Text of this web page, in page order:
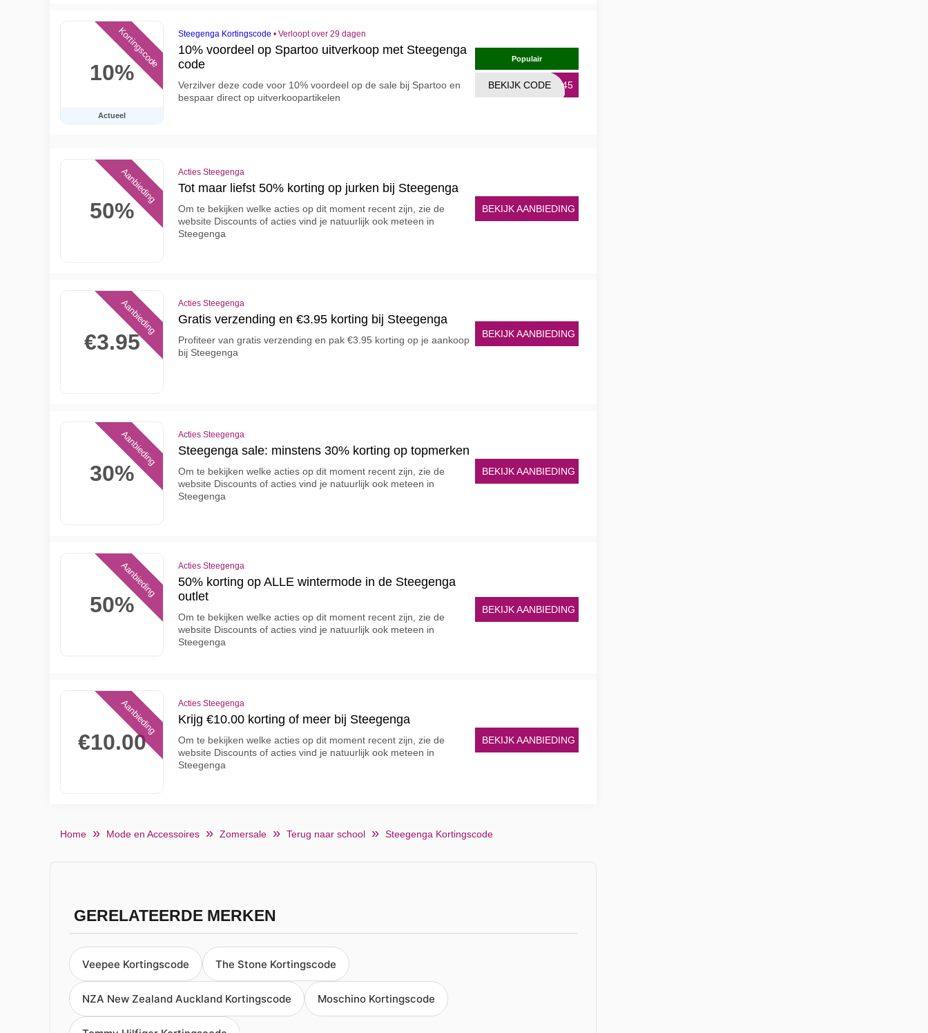
10%
Actueel
Kortingscode Steegenga Kortingscode • Verloopt over 29 dagen
10% voordeel op Spartoo uitverkoop met Steegenga
code
Verzilver deze code voor 10% voordeel op de sale bij Spartoo en
bespaar direct op uitverkoopartikelen
Populair
4345
BEKIJK CODE
50%
Aanbieding Acties Steegenga
Tot maar liefst 50% korting op jurken bij Steegenga
Om te bekijken welke acties op dit moment recent zijn, zie de
website Discounts of acties vind je natuurlijk ook meteen in
Steegenga
BEKIJK AANBIEDING
€3.95
Aanbieding Acties Steegenga
Gratis verzending en €3.95 korting bij Steegenga
Profiteer van gratis verzending en pak €3.95 korting op je aankoop
bij Steegenga
BEKIJK AANBIEDING
30%
Aanbieding Acties Steegenga
Steegenga sale: minstens 30% korting op topmerken
Om te bekijken welke acties op dit moment recent zijn, zie de
website Discounts of acties vind je natuurlijk ook meteen in
Steegenga
BEKIJK AANBIEDING
50%
Aanbieding Acties Steegenga
50% korting op ALLE wintermode in de Steegenga
outlet
Om te bekijken welke acties op dit moment recent zijn, zie de
website Discounts of acties vind je natuurlijk ook meteen in
Steegenga
BEKIJK AANBIEDING
€10.00
Aanbieding Acties Steegenga
Krijg €10.00 korting of meer bij Steegenga
Om te bekijken welke acties op dit moment recent zijn, zie de
website Discounts of acties vind je natuurlijk ook meteen in
Steegenga
BEKIJK AANBIEDING
Home Mode en Accessoires Zomersale Terug naar school Steegenga Kortingscode
GERELATEERDE MERKEN
Veepee Kortingscode The Stone Kortingscode
NZA New Zealand Auckland Kortingscode Moschino Kortingscode